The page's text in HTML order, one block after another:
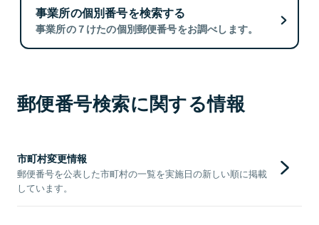
事業所の個別番号を検索する
事業所の７けたの個別郵便番号をお調べします。
郵便番号検索に関する情報
市町村変更情報
郵便番号を公表した市町村の一覧を実施日の新しい順に掲載
しています。